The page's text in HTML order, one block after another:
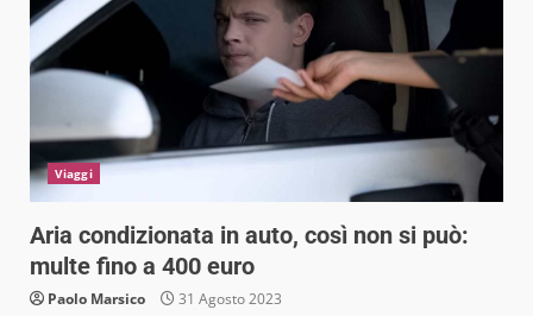
Viaggi
Aria condizionata in auto, così non si può:
multe fino a 400 euro
Paolo Marsico 31 Agosto 2023